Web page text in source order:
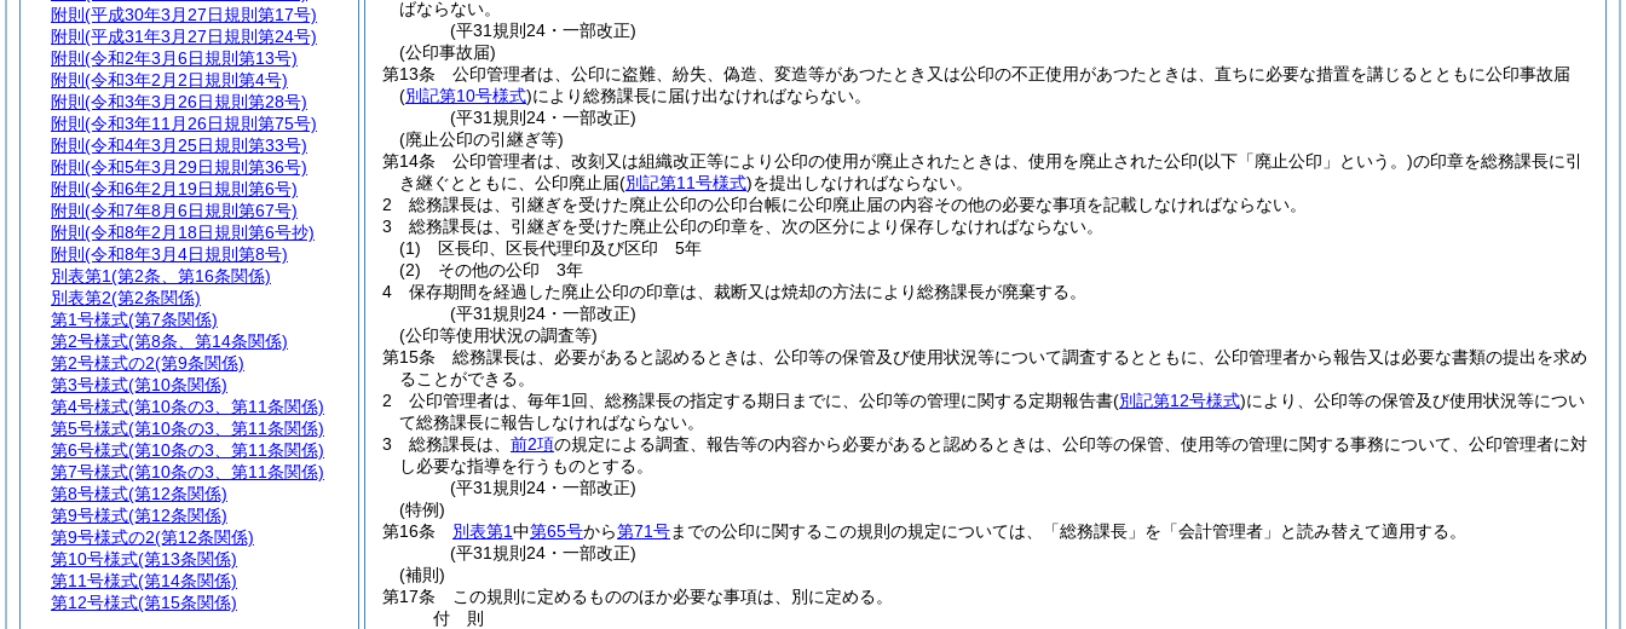
ばならない。
(平31規則24・一部改正)
(公印事故届)
第13条
公印管理者は、公印に盗難、紛失、偽造、変造等があつたとき又は公印の不正使用があつたときは、直ちに必要な措置を講じるとともに公印事故届
(別記第10号様式)により総務課長に届け出なければならない。
(平31規則24・一部改正)
(廃止公印の引継ぎ等)
第14条
公印管理者は、改刻又は組織改正等により公印の使用が廃止されたときは、使用を廃止された公印(以下「廃止公印」という。)の印章を総務課長に引
き継ぐとともに、公印廃止届(別記第11号様式)を提出しなければならない。
2
総務課長は、引継ぎを受けた廃止公印の公印台帳に公印廃止届の内容その他の必要な事項を記載しなければならない。
3
総務課長は、引継ぎを受けた廃止公印の印章を、次の区分により保存しなければならない。
(1)
区長印、区長代理印及び区印 5年
(2)
その他の公印 3年
4
保存期間を経過した廃止公印の印章は、裁断又は焼却の方法により総務課長が廃棄する。
(平31規則24・一部改正)
(公印等使用状況の調査等)
第15条
総務課長は、必要があると認めるときは、公印等の保管及び使用状況等について調査するとともに、公印管理者から報告又は必要な書類の提出を求め
ることができる。
2
公印管理者は、毎年1回、総務課長の指定する期日までに、公印等の管理に関する定期報告書(別記第12号様式)により、公印等の保管及び使用状況等につい
て総務課長に報告しなければならない。
3
総務課長は、 前2項の規定による調査、報告等の内容から必要があると認めるときは、公印等の保管、使用等の管理に関する事務について、公印管理者に対
し必要な指導を行うものとする。
(平31規則24・一部改正)
(特例)
第16条
別表第1中第65号から第71号までの公印に関するこの規則の規定については、「総務課長」を「会計管理者」と読み替えて適用する。
(平31規則24・一部改正)
(補則)
第17条
この規則に定めるもののほか必要な事項は、別に定める。
付 則
附則 (平成30年3月27日規則第17号)
附則 (平成31年3月27日規則第24号)
附則 (令和2年3月6日規則第13号)
附則 (令和3年2月2日規則第4号)
附則 (令和3年3月26日規則第28号)
附則 (令和3年11月26日規則第75号)
附則 (令和4年3月25日規則第33号)
附則 (令和5年3月29日規則第36号)
附則 (令和6年2月19日規則第6号)
附則 (令和7年8月6日規則第67号)
附則 (令和8年2月18日規則第6号抄)
附則 (令和8年3月4日規則第8号)
別表第1(第2条、第16条関係)
別表第2(第2条関係)
第1号様式(第7条関係)
第2号様式(第8条、第14条関係)
第2号様式の2(第9条関係)
第3号様式(第10条関係)
第4号様式(第10条の3、第11条関係)
第5号様式(第10条の3、第11条関係)
第6号様式(第10条の3、第11条関係)
第7号様式(第10条の3、第11条関係)
第8号様式(第12条関係)
第9号様式(第12条関係)
第9号様式の2(第12条関係)
第10号様式(第13条関係)
第11号様式(第14条関係)
第12号様式(第15条関係)